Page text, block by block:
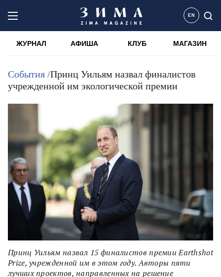
EN
ЖУРНАЛ АФИША КЛУБ МАГАЗИН
События /Принц Уильям назвал финалистов
учрежденной им экологической премии
Принц Уильям назвал 15 финалистов премии Earthshot
Prize, учрежденной им в этом году. Авторы пяти
лучших проектов, направленных на решение